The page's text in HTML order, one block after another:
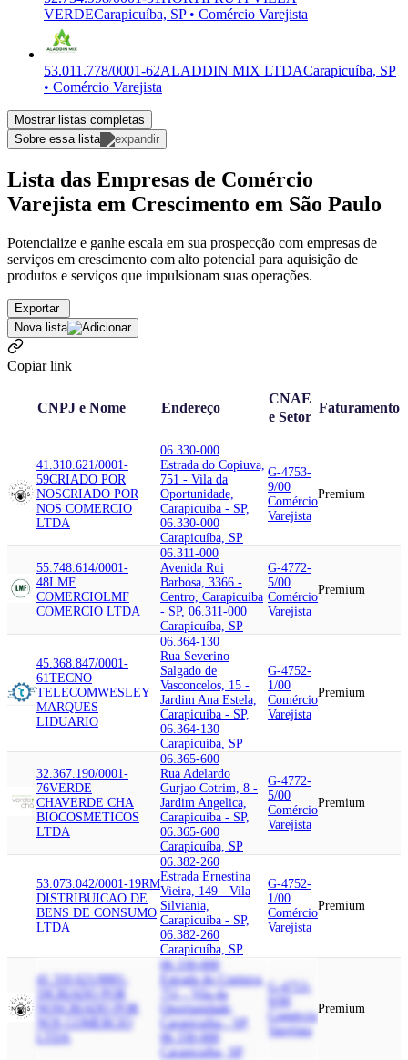
VERDECarapicuíba, SP • Comércio Varejista
53.011.778/0001-62ALADDIN MIX LTDACarapicuíba, SP
• Comércio Varejista
Mostrar listas completas
Sobre essa lista
Lista das Empresas de Comércio
Varejista em Crescimento em São Paulo
Potencialize e ganhe escala em sua prospecção com empresas de
serviços em crescimento com alto potencial para aquisição de
produtos e serviços que impulsionam suas operações.
Exportar
Nova lista
Copiar link
CNPJ e Nome Endereço
CNAE
e Setor
Faturamento
41.310.621/0001-
59CRIADO POR
NOSCRIADO POR
NOS COMERCIO
LTDA
06.330-000
Estrada do Copiuva,
751 - Vila da
Oportunidade,
Carapicuiba - SP,
06.330-000
Carapicuíba, SP
G-4753-
9/00
Comércio
Varejista
Premium
55.748.614/0001-
48LMF
COMERCIOLMF
COMERCIO LTDA
06.311-000
Avenida Rui
Barbosa, 3366 -
Centro, Carapicuiba
- SP, 06.311-000
Carapicuíba, SP
G-4772-
5/00
Comércio
Varejista
Premium
45.368.847/0001-
61 TECNO
TELECOMWESLEY
MARQUES
LIDUARIO
06.364-130
Rua Severino
Salgado de
Vasconcelos, 15 -
Jardim Ana Estela,
Carapicuiba - SP,
06.364-130
Carapicuíba, SP
G-4752-
1/00
Comércio
Varejista
Premium
32.367.190/0001-
76VERDE
CHAVERDE CHA
BIOCOSMETICOS
LTDA
06.365-600
Rua Adelardo
Gurjao Cotrim, 8 -
Jardim Angelica,
Carapicuiba - SP,
06.365-600
Carapicuíba, SP
G-4772-
5/00
Comércio
Varejista
Premium
53.073.042/0001-19RM
DISTRIBUICAO DE
BENS DE CONSUMO
LTDA
06.382-260
Estrada Ernestina
Vieira, 149 - Vila
Silviania,
Carapicuiba - SP,
06.382-260
Carapicuíba, SP
G-4752-
1/00
Comércio
Varejista
Premium
41.310.621/0001-
CRIADO POR
CRIADO POR
NOS COMERCIO
LTDA
06.330-000
Estrada do Copiuva,
751 - Vila da
Oportunidade,
Carapicuiba - SP,
06.330-000
Carapicuíba, SP
G-4753-
9/00
Comércio
Varejista
Premium